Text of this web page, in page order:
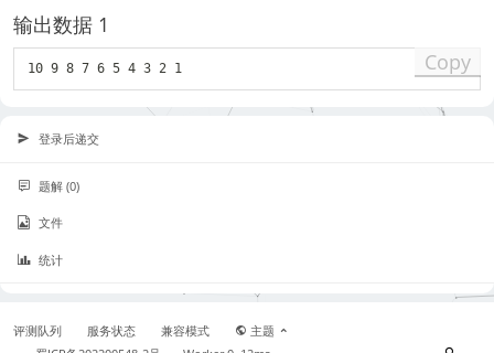
输出数据 1
10 9 8 7 6 5 4 3 2 1 Copy
登录后递交
题解 (0)
文件
统计
评测队列 服务状态 兼容模式
主题